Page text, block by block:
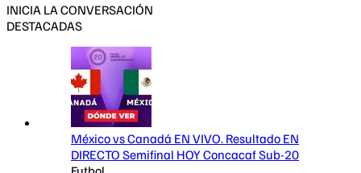
INICIA LA CONVERSACIÓN
DESTACADAS
México vs Canadá EN VIVO. Resultado EN
DIRECTO Semifinal HOY Concacaf Sub-20